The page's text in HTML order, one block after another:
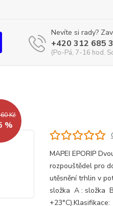
Nevíte si rady?
+420 312 685
(Po-Pá, 7-16 hod.
Kč
%
MAPEI EPORIP
rozpouštědel pro
utěsnění trhlin v
složka A : složka